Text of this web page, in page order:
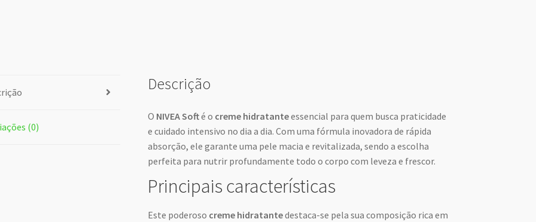
(0)
Descrição
O NIVEA Softé o creme hidratanteessencial para quem busca praticidade
e cuidado intensivo no dia a dia. Com uma fórmula inovadora de rápida
absorção, ele garante uma pele macia e revitalizada, sendo a escolha
perfeita para nutrir profundamente todo o corpo com leveza e frescor.
Principais características
Este poderoso creme hidratantedestaca-se pela sua composição rica em